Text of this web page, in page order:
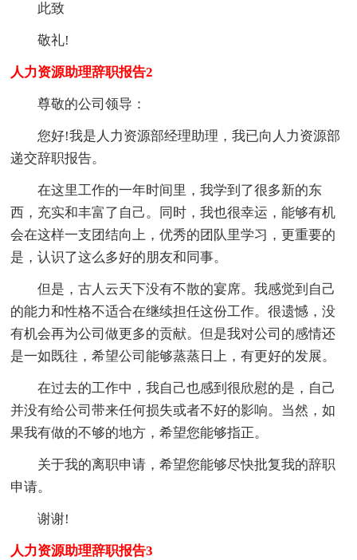
此致
敬礼!
人力资源助理辞职报告2
尊敬的公司领导：
您好!我是人力资源部经理助理，我已向人力资源部
递交辞职报告。
在这里工作的一年时间里，我学到了很多新的东
西，充实和丰富了自己。同时，我也很幸运，能够有机
会在这样一支团结向上，优秀的团队里学习，更重要的
是，认识了这么多好的朋友和同事。
但是，古人云天下没有不散的宴席。我感觉到自己
的能力和性格不适合在继续担任这份工作。很遗憾，没
有机会再为公司做更多的贡献。但是我对公司的感情还
是一如既往，希望公司能够蒸蒸日上，有更好的发展。
在过去的工作中，我自己也感到很欣慰的是，自己
并没有给公司带来任何损失或者不好的影响。当然，如
果我有做的不够的地方，希望您能够指正。
关于我的离职申请，希望您能够尽快批复我的辞职
申请。
谢谢!
人力资源助理辞职报告3